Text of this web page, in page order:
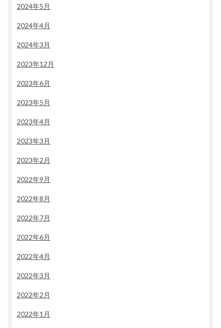
2024年5月
2024年4月
2024年3月
2023年12月
2023年6月
2023年5月
2023年4月
2023年3月
2023年2月
2022年9月
2022年8月
2022年7月
2022年6月
2022年4月
2022年3月
2022年2月
2022年1月